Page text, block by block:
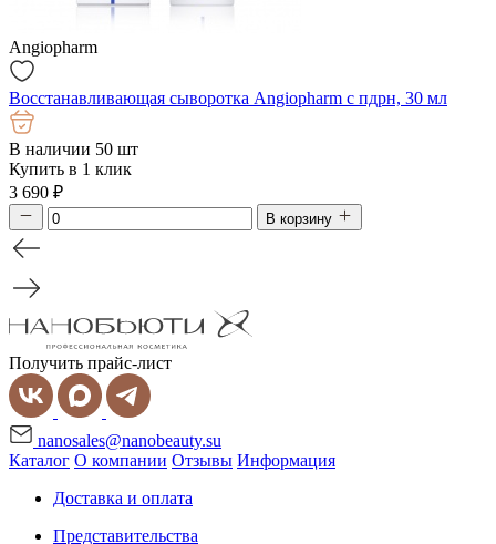
Angiopharm
Восстанавливающая сыворотка Angiopharm с пдрн, 30 мл
В наличии 50 шт
Купить в 1 клик
3 690 ₽
В корзину
Получить прайс-лист
nanosales@nanobeauty.su
Каталог О компании Отзывы Информация
Доставка и оплата
Представительства